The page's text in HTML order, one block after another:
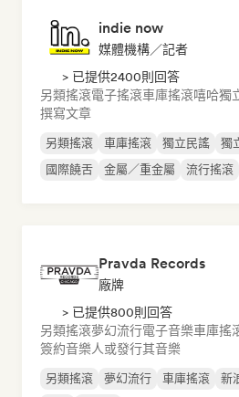
indie now
媒體機構／記者
> 已提供2400則回答
另類搖滾電子搖滾車庫搖滾嘻哈獨
撰寫文章
另類搖滾 車庫搖滾 獨立民謠 獨
國際饒舌
金屬／重金屬 流行搖滾
Pravda Records
廠牌
> 已提供800則回答
另類搖滾夢幻流行電子音樂車庫搖
簽約音樂人或發行其音樂
另類搖滾 夢幻流行 車庫搖滾 新